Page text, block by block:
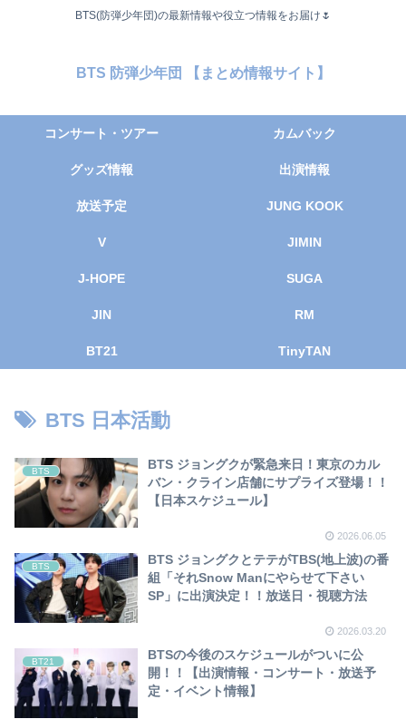
BTS(防弾少年団)の最新情報や役立つ情報をお届け🌷
BTS 防弾少年団 【まとめ情報サイト】
コンサート・ツアー カムバック
グッズ情報 出演情報
放送予定 JUNG KOOK
V JIMIN
J-HOPE SUGA
JIN RM
BT21 TinyTAN
BTS 日本活動
BTS
BTS ジョングクが緊急来日！東京のカル
バン・クライン店舗にサプライズ登場！！
【日本スケジュール】
2026.06.05
BTS
BTS ジョングクとテテがTBS(地上波)の番
組「それSnow Manにやらせて下さい
SP」に出演決定！！放送日・視聴方法
2026.03.20
BT21
BTSの今後のスケジュールがついに公
開！！【出演情報・コンサート・放送予
定・イベント情報】